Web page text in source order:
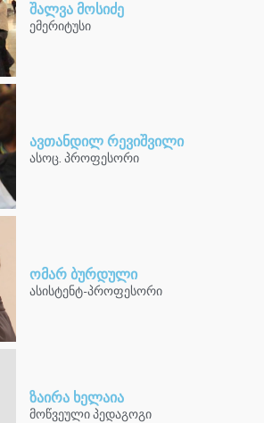
შალვა მოსიძე
ემერიტუსი
ავთანდილ რევიშვილი
ასოც. პროფესორი
ომარ ბურდული
ასისტენტ-პროფესორი
ზაირა ხელაია
მოწვეული პედაგოგი